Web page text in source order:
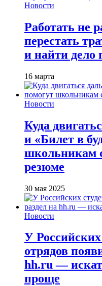
Новости
Работать не
перестать
и найти дело
16 марта
Новости
Куда
и «Билет в
школьникам
резюме
30 мая 2025
Новости
У
отрядов
hh.ru —
проще